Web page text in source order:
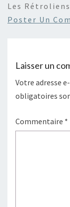
Les
Poster Un
Laisser un
Votre adresse
obligatoires
Commentaire *